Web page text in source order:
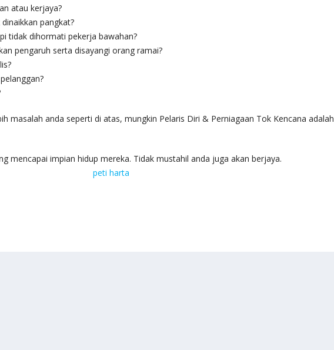
atau kerjaya?
pangkat?
tidak dihormati pekerja bawahan?
pengaruh serta disayangi orang ramai?
masalah anda seperti di atas, mungkin Pelaris Diri & Perniagaan Tok Kencana adalah
mencapai impian hidup mereka. Tidak mustahil anda juga akan berjaya.